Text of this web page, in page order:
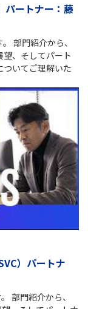
パートナー：藤
部門紹介から、
、そしてパート
いてご理解いた
）パートナ
部門紹介から、